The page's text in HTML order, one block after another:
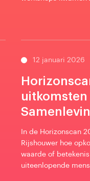
12 januari 2026
In de Horizonscan
Rijshouwer hoe
waarde of
uiteenlopende